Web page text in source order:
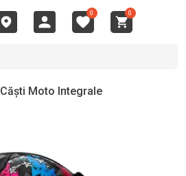
0 0
Căști Moto Integrale